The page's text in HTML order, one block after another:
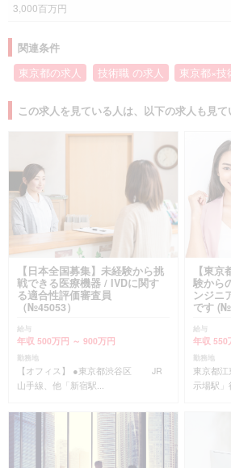
3,000百万円
関連条件
東京都の求人 技術職 の求人 東京都×技
この求人を見ている人は、以下の求人も見て
【日本全国募集】未経験から挑
戦できる医療機器 / IVDに関す
る適合性評価審査員
（№45053）
給与
年収 500万円 ～ 900万円
勤務地
【オフィス】 ●東京都渋谷区 JR
山手線、他「新宿駅...
【東
験から
ンジニ
です
給与
年収 550
勤務地
東京都
示場駅